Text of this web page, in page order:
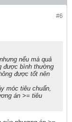
#6
nếu mà quả
được bình thường
được tốt nên
móc tiêu chuẩn,
án >= tiêu